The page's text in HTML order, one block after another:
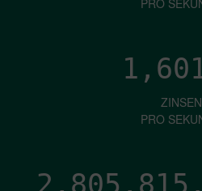
ZINSEN
PRO